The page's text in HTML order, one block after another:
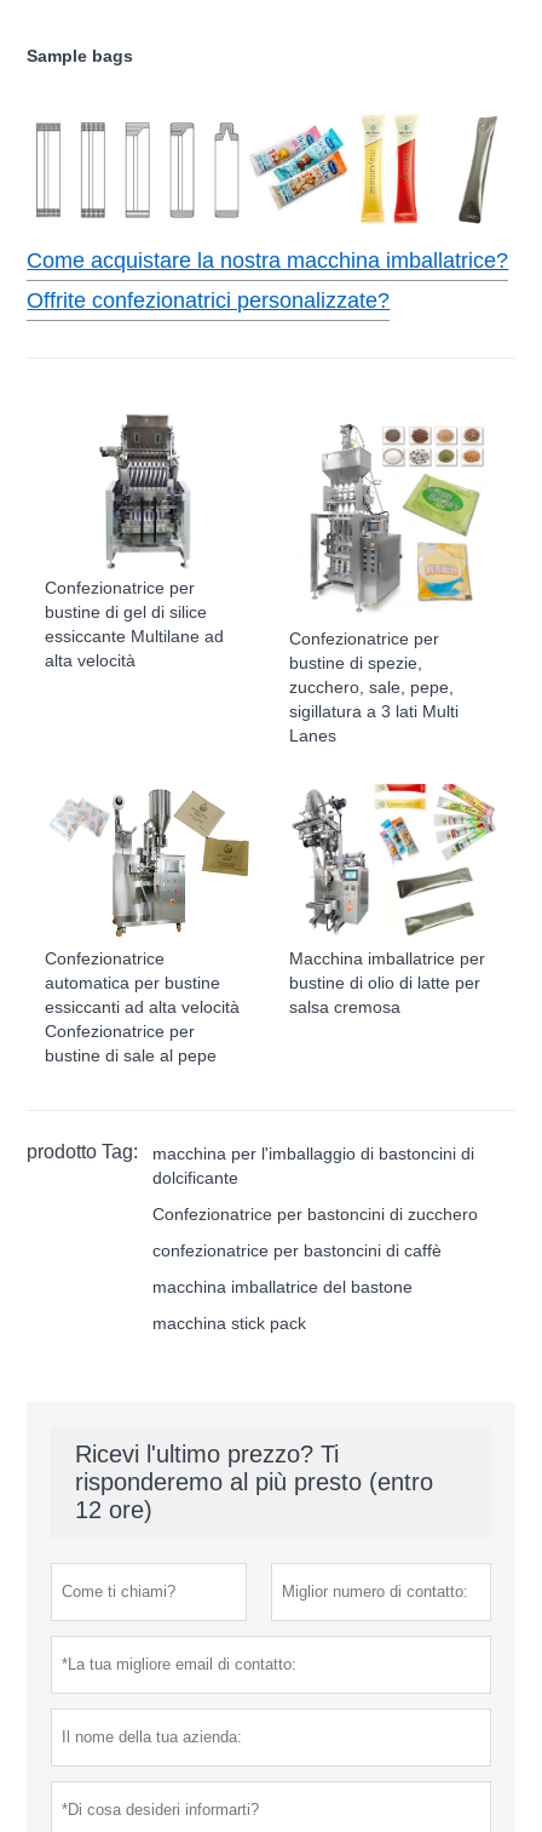
Sample bags
Come acquistare la nostra macchina imballatrice?
Offrite confezionatrici personalizzate?
Confezionatrice per
bustine di gel di silice
essiccante Multilane ad
alta velocità
Confezionatrice per
bustine di spezie,
zucchero, sale, pepe,
sigillatura a 3 lati Multi
Lanes
Confezionatrice
automatica per bustine
essiccanti ad alta velocità
Confezionatrice per
bustine di sale al pepe
Macchina imballatrice per
bustine di olio di latte per
salsa cremosa
prodotto Tag:
macchina per l'imballaggio di bastoncini di
dolcificante
Confezionatrice per bastoncini di zucchero
confezionatrice per bastoncini di caffè
macchina imballatrice del bastone
macchina stick pack
Ricevi l'ultimo prezzo? Ti
risponderemo al più presto (entro
12 ore)